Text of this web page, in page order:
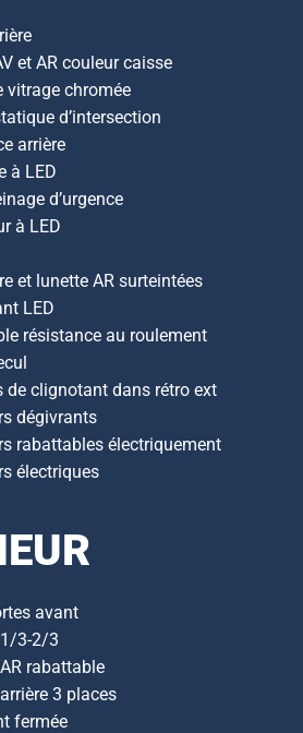
et AR couleur caisse
vitrage chromée
d’intersection
arrière
à LED
d’urgence
à LED
et lunette AR surteintées
LED
résistance au roulement
de clignotant dans rétro ext
dégivrants
rabattables électriquement
électriques
avant
3-2/3
rabattable
3 places
fermée